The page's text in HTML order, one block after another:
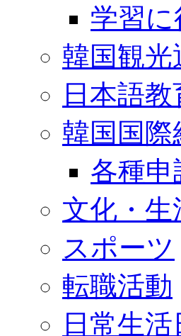
学習
韓国観
日本語教
韓国国際
各種申
文化・
スポーツ
転職活動
日常生